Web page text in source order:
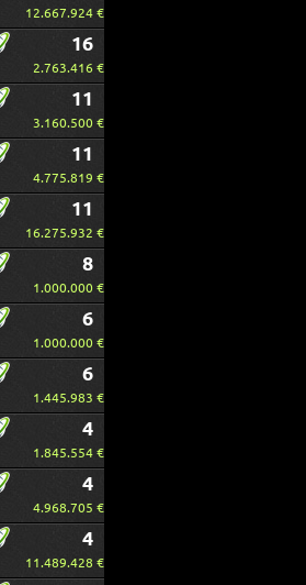
12.667.924 €
16
2.763.416 €
11
3.160.500 €
11
4.775.819 €
11
16.275.932 €
8
1.000.000 €
6
1.000.000 €
6
1.445.983 €
4
1.845.554 €
4
4.968.705 €
4
11.489.428 €